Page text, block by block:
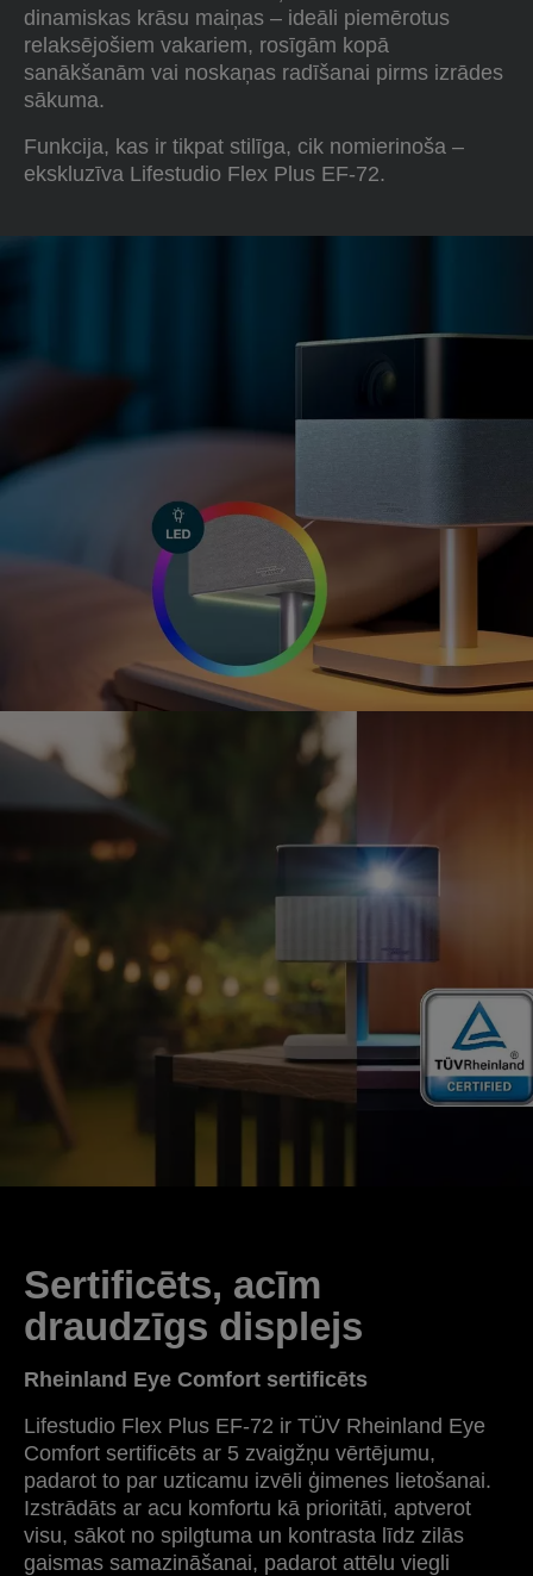
dinamiskas krāsu maiņas – ideāli piemērotus
relaksējošiem vakariem, rosīgām kopā
sanākšanām vai noskaņas radīšanai pirms izrādes
sākuma.
Funkcija, kas ir tikpat stilīga, cik nomierinoša –
ekskluzīva Lifestudio Flex Plus EF-72.
Sertificēts, acīm
draudzīgs displejs
Rheinland Eye Comfort sertificēts
Lifestudio Flex Plus EF-72 ir TÜV Rheinland Eye
Comfort sertificēts ar 5 zvaigžņu vērtējumu,
padarot to par uzticamu izvēli ģimenes lietošanai.
Izstrādāts ar acu komfortu kā prioritāti, aptverot
visu, sākot no spilgtuma un kontrasta līdz zilās
gaismas samazināšanai, padarot attēlu viegli